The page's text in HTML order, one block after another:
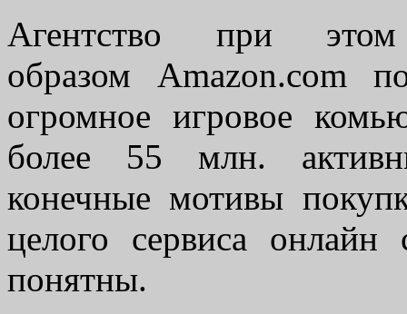
Агентство при
образом Amazon.com
огромное игровое
более 55 млн.
конечные мотивы
целого сервиса
понятны.